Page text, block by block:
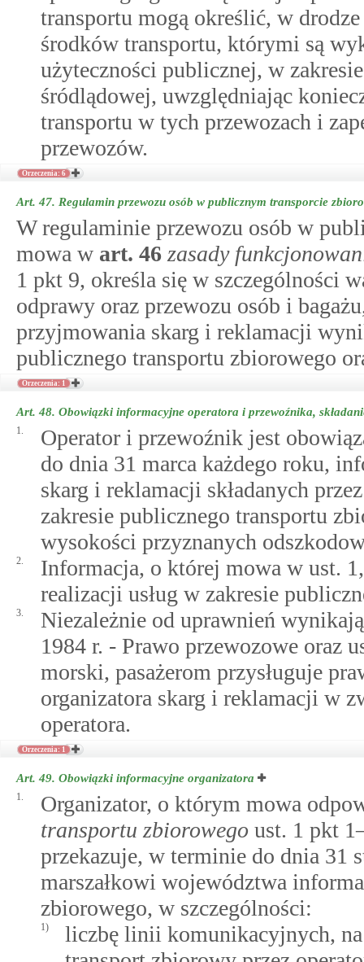
transportu mogą określić, w
środków transportu, którymi są
użyteczności publicznej, w
śródlądowej, uwzględniając
transportu w tych przewozach i
przewozów.
Orzeczenia: 6
Art. 47. Regulamin przewozu osób w publicznym transporcie
W regulaminie przewozu osób w
mowa w art. 46 zasady
1 pkt 9, określa się w szczególności
odprawy oraz przewozu osób i
przyjmowania skarg i reklamacji
publicznego transportu zbiorowego
Orzeczenia: 1
Art. 48. Obowiązki informacyjne operatora i przewoźnika,
1.
Operator i przewoźnik jest
do dnia 31 marca każdego roku,
skarg i reklamacji składanych
zakresie publicznego transportu
wysokości przyznanych
2.
Informacja, o której mowa w ust.
realizacji usług w zakresie
3.
Niezależnie od uprawnień
1984 r. - Prawo przewozowe oraz
morski, pasażerom przysługuje
organizatora skarg i reklamacji w
operatora.
Orzeczenia: 1
Art. 49. Obowiązki informacyjne organizatora
1.
Organizator, o którym mowa
transportu zbiorowego ust. 1 pkt
przekazuje, w terminie do dnia 31
marszałkowi województwa
zbiorowego, w szczególności:
1)
liczbę linii komunikacyjnych,